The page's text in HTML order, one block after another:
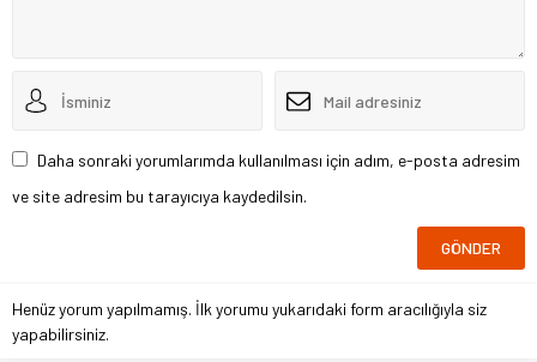
Daha sonraki yorumlarımda kullanılması için adım, e-posta adresim
ve site adresim bu tarayıcıya kaydedilsin.
Henüz yorum yapılmamış. İlk yorumu yukarıdaki form aracılığıyla siz
yapabilirsiniz.